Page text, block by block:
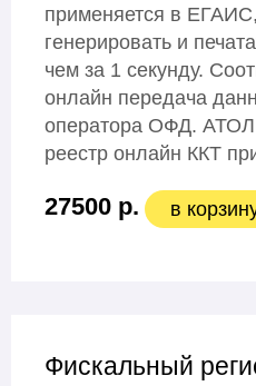
применяется в
генерировать и
чем за 1 секунду.
онлайн передача
оператора ОФД.
реестр онлайн ККТ
27500 р. в
Фискальный